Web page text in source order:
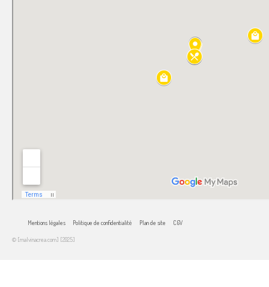
Mentions légales Politique de confidentialité Plan de site CGV
© [malvinacrea.com] [2025]